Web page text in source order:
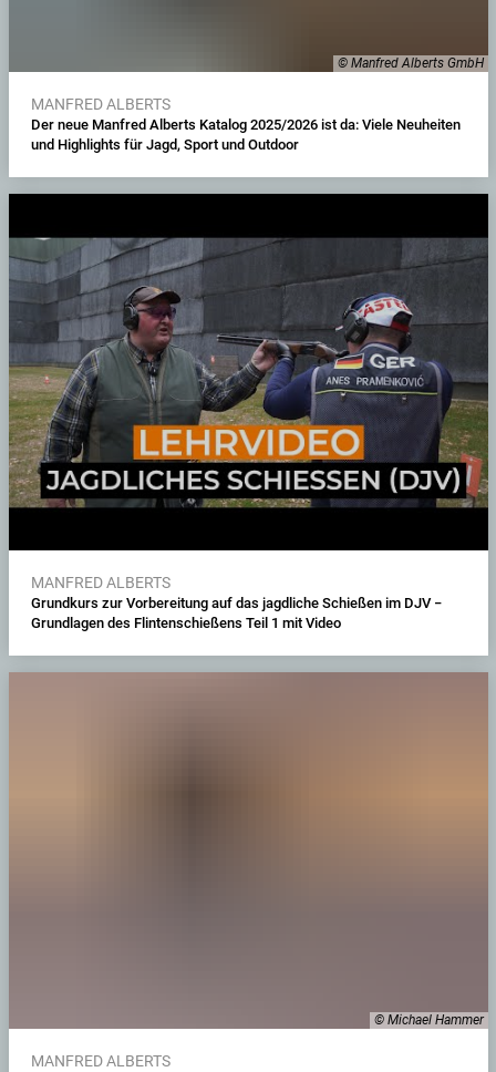
© Manfred Alberts GmbH
MANFRED ALBERTS
Der neue Manfred Alberts Katalog 2025/2026 ist da: Viele Neuheiten
und Highlights für Jagd, Sport und Outdoor
MANFRED ALBERTS
Grundkurs zur Vorbereitung auf das jagdliche Schießen im DJV −
Grundlagen des Flintenschießens Teil 1 mit Video
© Michael Hammer
MANFRED ALBERTS